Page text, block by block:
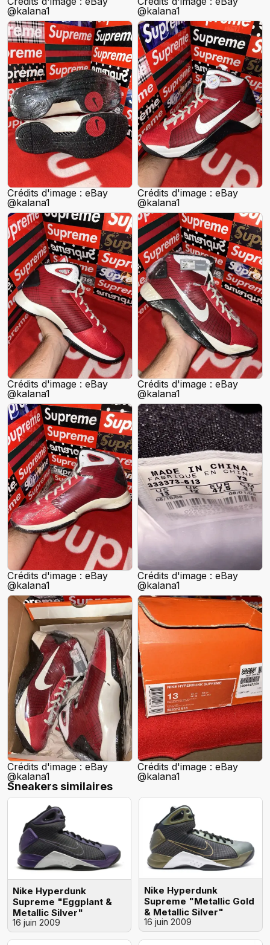
@kalana1
@kalana1
Crédits d'image : eBay
@kalana1
Crédits d'image : eBay
@kalana1
Crédits d'image : eBay
@kalana1
Crédits d'image : eBay
@kalana1
Crédits d'image : eBay
@kalana1
Crédits d'image : eBay
@kalana1
Crédits d'image : eBay
@kalana1
Crédits d'image : eBay
@kalana1
Sneakers similaires
Nike Hyperdunk
Supreme "Eggplant &
Metallic Silver"
16 juin 2009
Nike Hyperdunk
Supreme "Metallic Gold
& Metallic Silver"
16 juin 2009